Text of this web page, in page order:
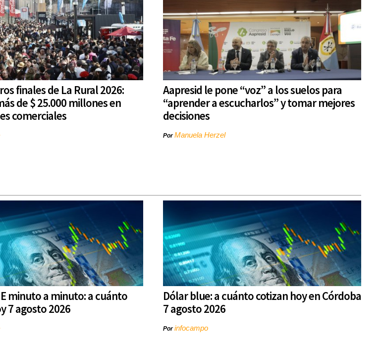
finales de La Rural 2026:
de $ 25.000 millones en
comerciales
Aapresid le pone “voz” a los suelos para
“aprender a escucharlos” y tomar mejores
decisiones
PorManuela Herzel
minuto a minuto: a cuánto
7 agosto 2026
Dólar blue: a cuánto cotizan hoy en Córdoba
7 agosto 2026
Porinfocampo